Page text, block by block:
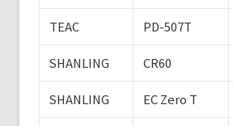
TEAC PD-507T
SHANLING CR60
SHANLING EC Zero T